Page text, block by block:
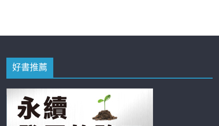
好書推薦